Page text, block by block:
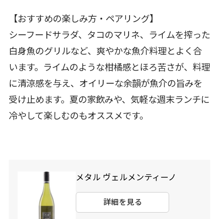
【おすすめの楽しみ方・ペアリング】
シーフードサラダ、タコのマリネ、ライムを搾った
白身魚のグリルなど、爽やかな魚介料理とよく合
います。ライムのような柑橘感とほろ苦さが、料理
に清涼感を与え、オイリーな余韻が魚介の旨みを
受け止めます。夏の家飲みや、気軽な週末ランチに
冷やして楽しむのもオススメです。
メタル ヴェルメンティーノ
詳細を見る